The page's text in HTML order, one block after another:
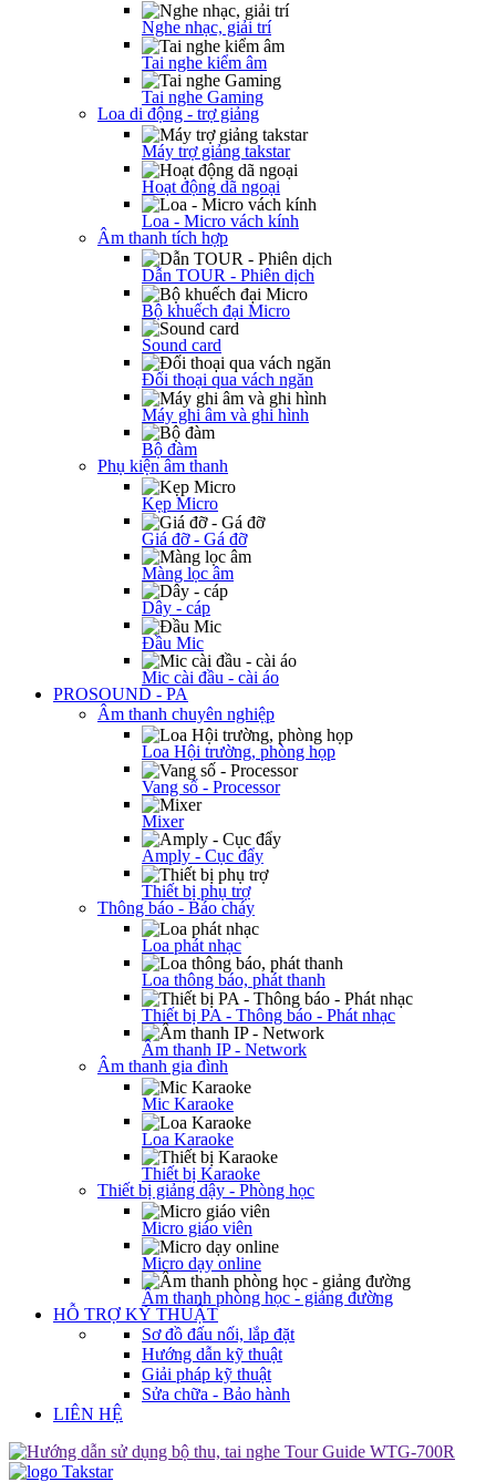
Nghe nhạc, giải trí
Tai nghe kiểm âm
Tai nghe Gaming
Loa di động - trợ giảng
Máy trợ giảng takstar
Hoạt động dã ngoại
Loa - Micro vách kính
Âm thanh tích hợp
Dẫn TOUR - Phiên dịch
Bộ khuếch đại Micro
Sound card
Đối thoại qua vách ngăn
Máy ghi âm và ghi hình
Bộ đàm
Phụ kiện âm thanh
Kẹp Micro
Giá đỡ - Gá đỡ
Màng lọc âm
Dây - cáp
Đầu Mic
Mic cài đầu - cài áo
PROSOUND - PA
Âm thanh chuyên nghiệp
Loa Hội trường, phòng họp
Vang số - Processor
Mixer
Amply - Cục đẩy
Thiết bị phụ trợ
Thông báo - Báo cháy
Loa phát nhạc
Loa thông báo, phát thanh
Thiết bị PA - Thông báo - Phát nhạc
Âm thanh IP - Network
Âm thanh gia đình
Mic Karaoke
Loa Karaoke
Thiết bị Karaoke
Thiết bị giảng dậy - Phòng học
Micro giáo viên
Micro dạy online
Âm thanh phòng học - giảng đường
HỖ TRỢ KỸ THUẬT
Sơ đồ đấu nối, lắp đặt
Hướng dẫn kỹ thuật
Giải pháp kỹ thuật
Sửa chữa - Bảo hành
LIÊN HỆ